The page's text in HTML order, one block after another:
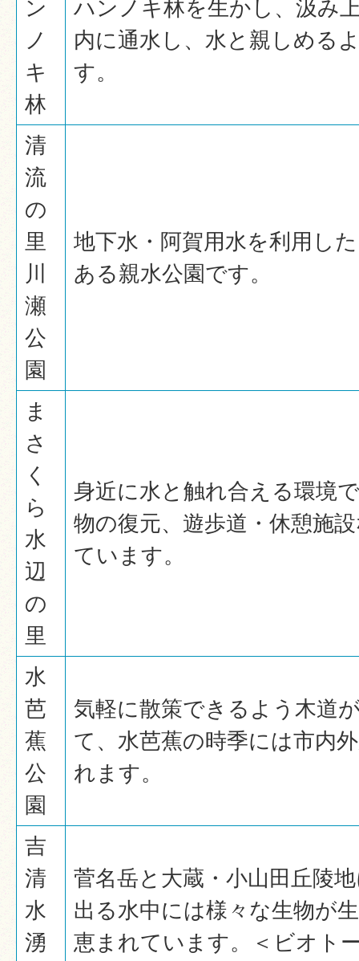
ン
ノ
キ
林
ハンノキ林を生かし、汲み
内に通水し、水と親しめる
す。
清
流
の
里
川
瀬
公
園
地下水・阿賀用水を利用し
ある親水公園です。
ま
さ
く
ら
水
辺
の
里
身近に水と触れ合える環境
物の復元、遊歩道・休憩施
ています。
水
芭
蕉
公
園
気軽に散策できるよう木道
て、水芭蕉の時季には市内
れます。
吉
清
水
湧
菅名岳と大蔵・小山田丘陵
出る水中には様々な生物が
恵まれています。＜ビオト